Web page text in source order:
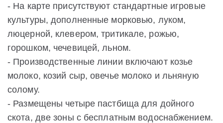
- На карте присутствуют стандартные игровые
культуры, дополненные морковью, луком,
люцерной, клевером, тритикале, рожью,
горошком, чечевицей, льном.
- Производственные линии включают козье
молоко, козий сыр, овечье молоко и льняную
солому.
- Размещены четыре пастбища для дойного
скота, две зоны с бесплатным водоснабжением.